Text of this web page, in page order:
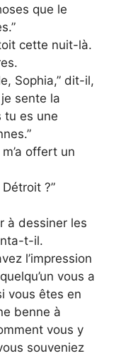
que le
cette nuit-là.
Sophia,” dit-il,
sente la
tu es une
offert un
?”
à dessiner les
t-il.
l’impression
vous a
vous êtes en
benne à
vous y
souveniez